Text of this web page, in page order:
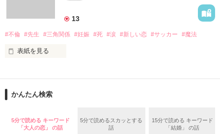
13
#不倫 #先生 #三角関係 #妊娠 #死 #涙 #新しい恋 #サッカー #魔法
表紙を見る
泣かせてばかりで…ゴメン…」
ユウは悲しく微笑む・・・・
かんたん検索
5分で読める キーワード
「大人の恋」 の話
5分で読めるスカッとする
話
15分で読める キーワード
「結婚」 の話